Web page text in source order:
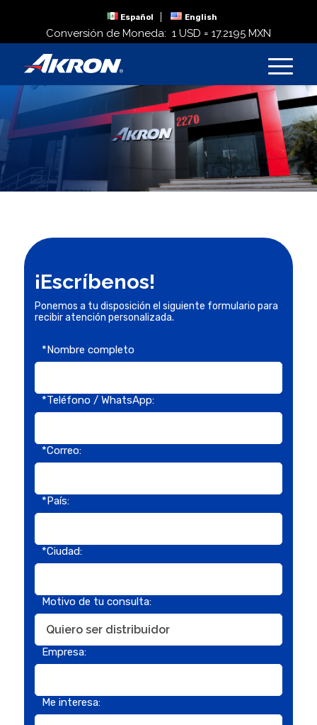
Español English
Conversión de Moneda: 1 USD = 17.2195 MXN
¡Escríbenos!
Ponemos a tu disposición el siguiente formulario para
recibir atención personalizada.
*Nombre completo
*Teléfono / WhatsApp:
*Correo:
*País:
*Ciudad:
Motivo de tu consulta:
Empresa:
Me interesa: